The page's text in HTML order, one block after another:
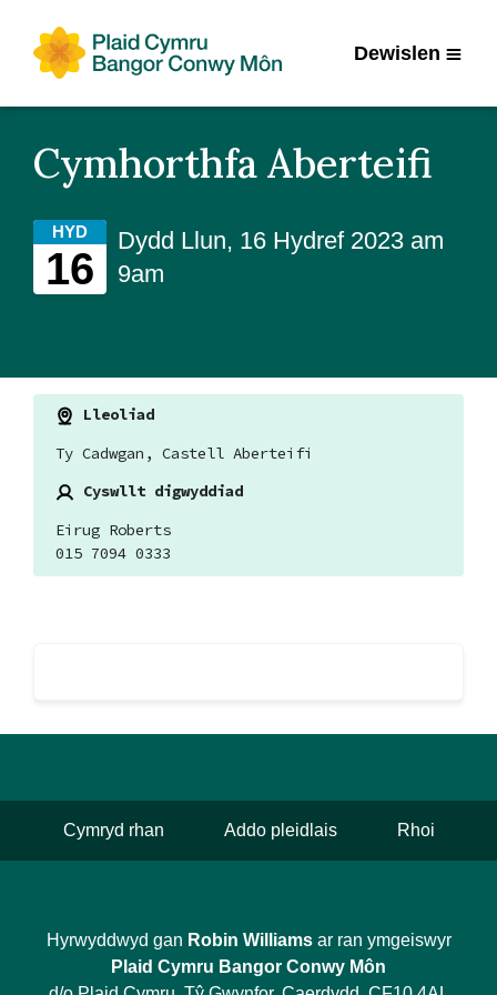
Dewislen
Cymhorthfa Aberteifi
HYD
16
Dydd Llun, 16 Hydref 2023 am
9am
Lleoliad
Ty Cadwgan, Castell Aberteifi
Cyswllt digwyddiad
Eirug Roberts
015 7094 0333
Cymryd rhan Addo pleidlais Rhoi
Hyrwyddwyd gan Robin Williamsar ran ymgeiswyr
Plaid Cymru Bangor Conwy Môn